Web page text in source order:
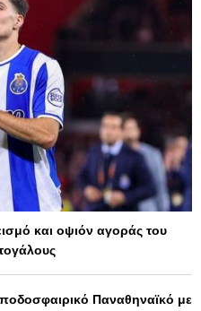
και οψιόν αγοράς του
Παναθηναϊκό με